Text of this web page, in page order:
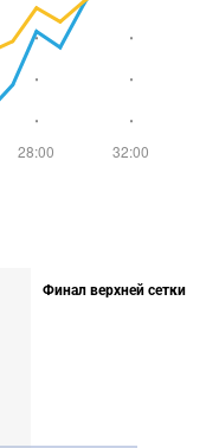
Финал верхней сетки